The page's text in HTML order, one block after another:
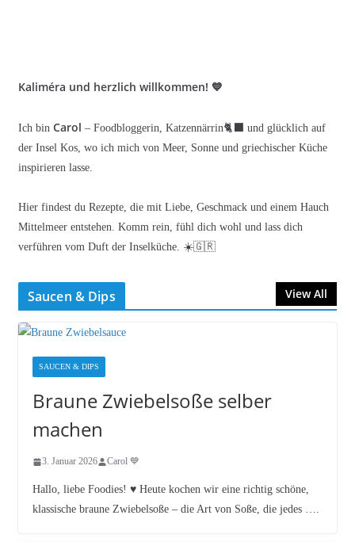
Kaliméra und herzlich willkommen! 💙
Ich bin Carol – Foodbloggerin, Katzennärrin🐈‍⬛ und glücklich auf
der Insel Kos, wo ich mich von Meer, Sonne und griechischer Küche
inspirieren lasse.
Hier findest du Rezepte, die mit Liebe, Geschmack und einem Hauch
Mittelmeer entstehen. Komm rein, fühl dich wohl und lass dich
verführen vom Duft der Inselküche. ☀️🇬🇷
Saucen & Dips View All
SAUCEN & DIPS
Braune Zwiebelsoße selber
machen
3. Januar 2026 Carol 💙
Hallo, liebe Foodies! ♥︎ Heute kochen wir eine richtig schöne,
klassische braune Zwiebelsoße – die Art von Soße, die jedes ….